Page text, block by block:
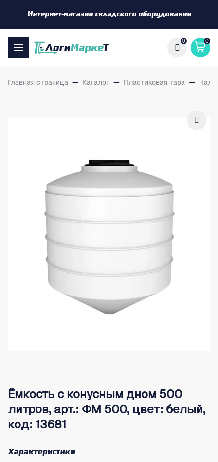
Интернет-магазин складского оборудования
0 0
Главная страница — Каталог — Пластиковая тара —
Ёмкость с конусным дном 500
литров, арт.: ФМ 500, цвет: белый,
код: 13681
Характеристики